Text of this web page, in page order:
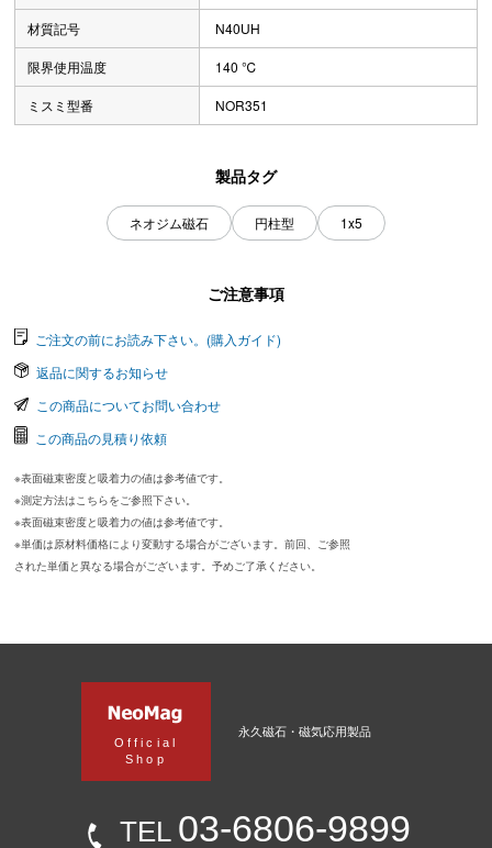
材質記号 N40UH
限界使用温度 140 ℃
ミスミ型番 NOR351
製品タグ
ネオジム磁石 円柱型 1x5
ご注意事項
ご注文の前にお読み下さい。(購入ガイド)
返品に関するお知らせ
この商品についてお問い合わせ
この商品の見積り依頼
※表面磁束密度と吸着力の値は参考値です。
※測定方法はこちらをご参照下さい。
※表面磁束密度と吸着力の値は参考値です。
※単価は原材料価格により変動する場合がございます。前回、ご参照
された単価と異なる場合がございます。予めご了承ください。
Official
Shop
永久磁石・磁気応用製品
TEL 03-6806-9899